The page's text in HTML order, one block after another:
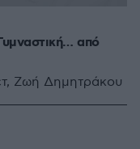
από
Ζωή Δημητράκου